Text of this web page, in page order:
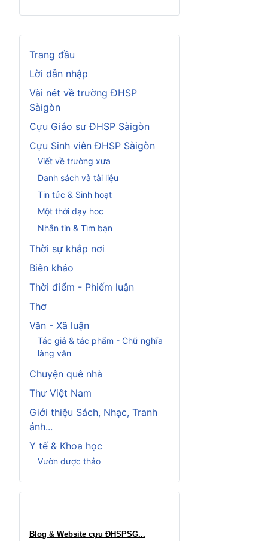
Trang đầu
Lời dẫn nhập
Vài nét về trường ĐHSP
Sàigòn
Cựu Giáo sư ĐHSP Sàigòn
Cựu Sinh viên ĐHSP Sàigòn
Viết về trường xưa
Danh sách và tài liệu
Tin tức & Sinh hoạt
Một thời dạy hoc
Nhắn tin & Tìm bạn
Thời sự khắp nơi
Biên khảo
Thời điểm - Phiếm luận
Thơ
Văn - Xã luận
Tác giả & tác phẩm - Chữ nghĩa
làng văn
Chuyện quê nhà
Thư Việt Nam
Giới thiệu Sách, Nhạc, Tranh
ảnh...
Y tế & Khoa học
Vườn dược thảo
Blog & Website cựu ĐHSPSG...